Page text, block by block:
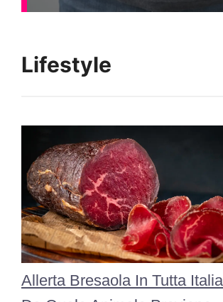
Lifestyle
Allerta Bresaola In Tutta